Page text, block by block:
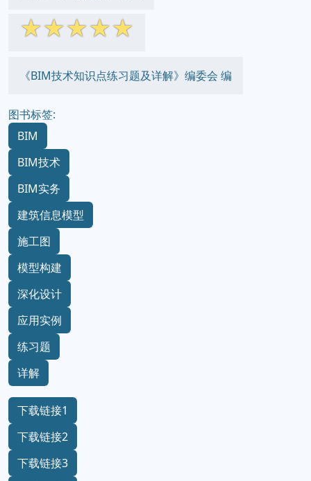
☆☆☆☆☆
《BIM技术知识点练习题及详解》编委会 编
图书标签:
BIM
BIM技术
BIM实务
建筑信息模型
施工图
模型构建
深化设计
应用实例
练习题
详解
下载链接1
下载链接2
下载链接3